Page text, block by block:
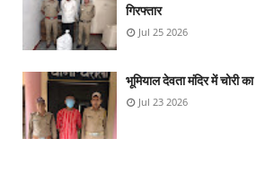
गिरफ्तार
Jul 25 2026
भूमियाल देवता मंदिर में चोरी
Jul 23 2026